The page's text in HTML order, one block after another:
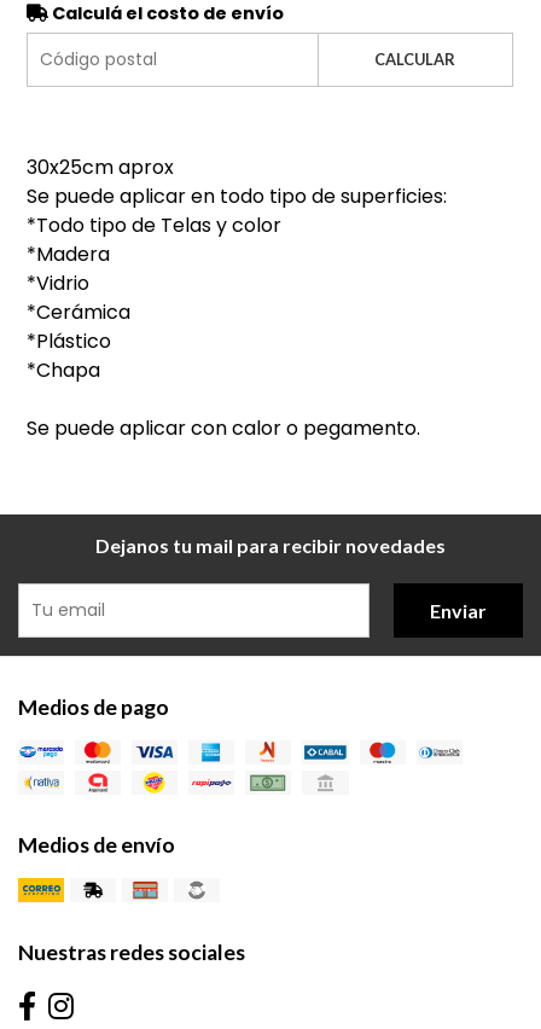
Calculá el costo de envío
CALCULAR
30x25cm aprox
Se puede aplicar en todo tipo de superficies:
*Todo tipo de Telas y color
*Madera
*Vidrio
*Cerámica
*Plástico
*Chapa
Se puede aplicar con calor o pegamento.
Dejanos tu mail para recibir novedades
Enviar
Medios de pago
Medios de envío
Nuestras redes sociales